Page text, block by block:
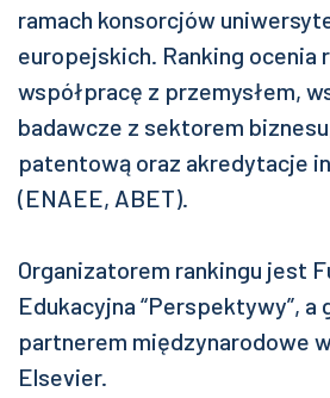
ramach konsorcjów
europejskich. Ranking ocenia
współpracę z przemysłem,
badawcze z sektorem
patentową oraz akredytacje
(ENAEE, ABET).
Organizatorem rankingu jest
Edukacyjna “Perspektywy”, a
partnerem międzynarodowe
Elsevier.